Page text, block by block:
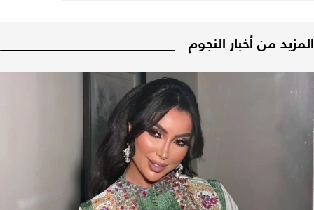
المزيد من أخبار النجوم